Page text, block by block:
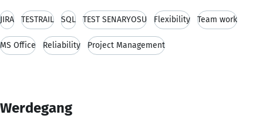
JİRA TESTRAİL SQL TEST SENARYOSU Flexibility Team work
MS Office Reliability Project Management
Werdegang